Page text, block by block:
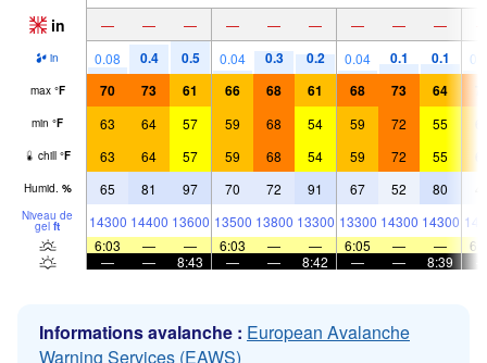
in — — — — — — — — —
in 0.08 0.4 0.5 0.04 0.3 0.2 0.04 0.1 0.1
max °F 70 73 61 66 68 61 68 73 64
min °F 63 64 57 59 68 54 59 72 55
chill °F 63 64 57 59 68 54 59 72 55
Humid. % 65 81 97 70 72 91 67 52 80
Niveau de
gel ft 14300 14400 13600 13500 13800 13300 13300 14300 14300
6:03
— — 6:03 — — 6:05 — —
—
— 8:43 — — 8:42 — — 8:39
Informations avalanche : European Avalanche
Warning Services (EAWS)